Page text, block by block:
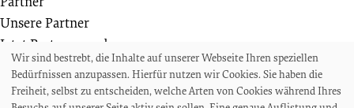
Unsere Partner
Jetzt Partner werden
Weiteres
Die Bremer SV Fußballschule
Wir sind bestrebt, die Inhalte auf unserer Webseite Ihren speziellen
Bedürfnissen anzupassen. Hierfür nutzen wir Cookies. Sie haben die
Freiheit, selbst zu entscheiden, welche Arten von Cookies während Ihres